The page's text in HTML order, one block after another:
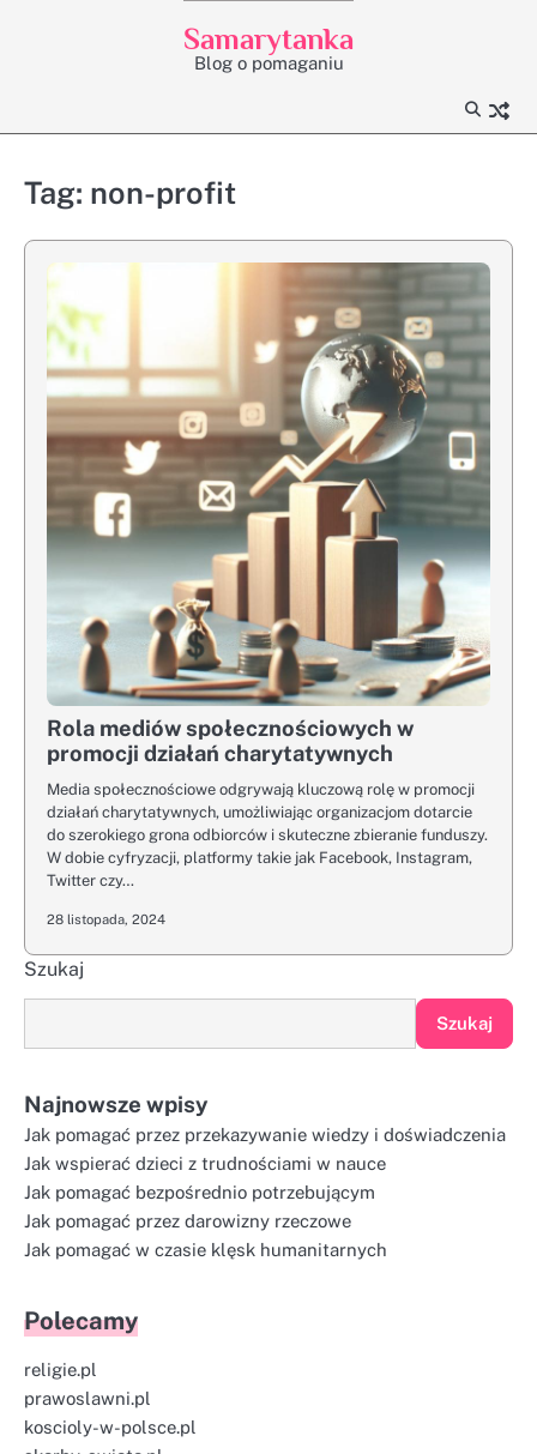
Samarytanka
Blog o pomaganiu
Tag: non-profit
Rola mediów społecznościowych w
promocji działań charytatywnych
Media społecznościowe odgrywają kluczową rolę w promocji
działań charytatywnych, umożliwiając organizacjom dotarcie
do szerokiego grona odbiorców i skuteczne zbieranie funduszy.
W dobie cyfryzacji, platformy takie jak Facebook, Instagram,
Twitter czy…
28 listopada, 2024
Szukaj
Szukaj
Najnowsze wpisy
Jak pomagać przez przekazywanie wiedzy i doświadczenia
Jak wspierać dzieci z trudnościami w nauce
Jak pomagać bezpośrednio potrzebującym
Jak pomagać przez darowizny rzeczowe
Jak pomagać w czasie klęsk humanitarnych
Polecamy
religie.pl
prawoslawni.pl
koscioly-w-polsce.pl